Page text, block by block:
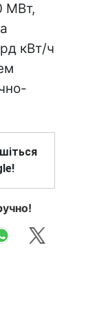
МВт,
кВт/ч